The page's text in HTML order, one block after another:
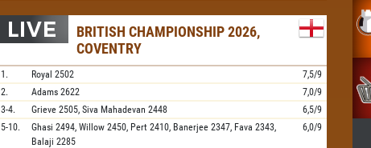
BRITISH CHAMPIONSHIP 2026,
COVENTRY
1. Royal 2502
7,5/9
2.
Adams 2622
7,0/9
3-4.
Grieve 2505, Siva Mahadevan 2448
6,5/9
5-10.
Ghasi 2494, Willow 2450, Pert 2410, Banerjee 2347, Fava 2343,
Balaji 2285
6,0/9